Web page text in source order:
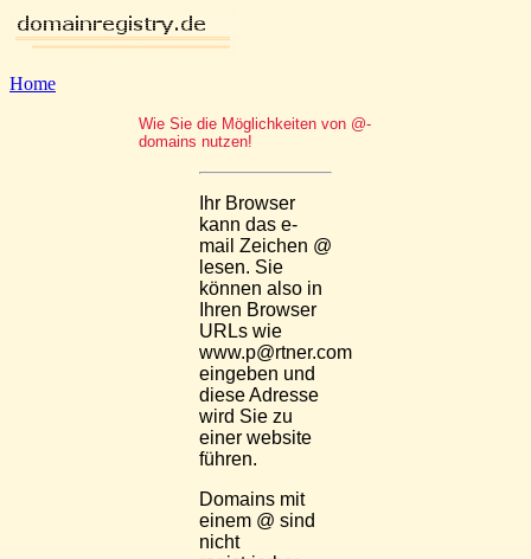
Home
Wie Sie die Möglichkeiten von @-
domains nutzen!
Ihr Browser
kann das e-
mail Zeichen @
lesen. Sie
können also in
Ihren Browser
URLs wie
www.p@rtner.com
eingeben und
diese Adresse
wird Sie zu
einer website
führen.
Domains mit
einem @ sind
nicht